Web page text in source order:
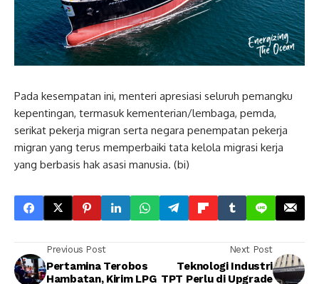
Pada kesempatan ini, menteri apresiasi seluruh pemangku
kepentingan, termasuk kementerian/lembaga, pemda,
serikat pekerja migran serta negara penempatan pekerja
migran yang terus memperbaiki tata kelola migrasi kerja
yang berbasis hak asasi manusia. (bi)
Previous Post
Pertamina Terobos
Hambatan, Kirim LPG
Next Post
Teknologi Industri
TPT Perlu di Upgrade